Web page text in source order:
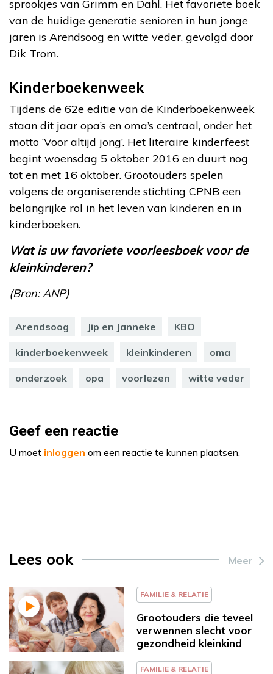
sprookjes van Grimm en Dahl. Het favoriete boek
van de huidige generatie senioren in hun jonge
jaren is Arendsoog en witte veder, gevolgd door
Dik Trom.
Kinderboekenweek
Tijdens de 62e editie van de Kinderboekenweek
staan dit jaar opa’s en oma’s centraal, onder het
motto ‘Voor altijd jong’. Het literaire kinderfeest
begint woensdag 5 oktober 2016 en duurt nog
tot en met 16 oktober. Grootouders spelen
volgens de organiserende stichting CPNB een
belangrijke rol in het leven van kinderen en in
kinderboeken.
Wat is uw favoriete voorleesboek voor de
kleinkinderen?
(Bron: ANP)
Arendsoog Jip en Janneke KBO
kinderboekenweek kleinkinderen oma
onderzoek opa voorlezen witte veder
Geef een reactie
U moet inloggen om een reactie te kunnen plaatsen.
Lees ook Meer
FAMILIE & RELATIE
Grootouders die teveel
verwennen slecht voor
gezondheid kleinkind
FAMILIE & RELATIE